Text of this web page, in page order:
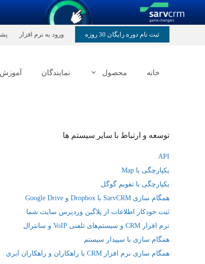
ثبت نام دوره رایگان 30 روزه ورود به نرم افزار
خانه محصول نمایندگان
توسعه و ارتباط با سایر سیستم ها
API
یکپارچگی با Map
یکپارچگی با تقویم گوگل
همگام سازی SarvCRM با Dropbox و Google Drive
ثبت خودکار اطلاعات از پلاگین وردپرس سایت شما
نرم افزار CRM و سیستم‌های تلفنی VoIP و سانترال
همگام سازی با سپیدار سیستم
همگام سازی نرم افزار CRM با راهکاران و راهکاران ابری